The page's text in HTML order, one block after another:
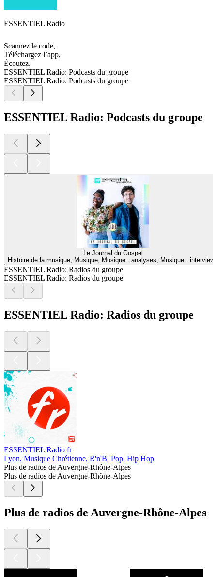
ESSENTIEL Radio
Scannez le code,
Téléchargez l’app,
Écoutez.
ESSENTIEL Radio: Podcasts du groupe
ESSENTIEL Radio: Podcasts du groupe
ESSENTIEL Radio: Podcasts du groupe
Le Journal du Gospel
Histoire de la musique, Musique, Musique : analyses, Musique :
ESSENTIEL Radio: Radios du groupe
ESSENTIEL Radio: Radios du groupe
ESSENTIEL Radio: Radios du groupe
ESSENTIEL Radio fr
Lyon, Musique Chrétienne, R'n'B, Pop, Hip Hop
Plus de radios de Auvergne-Rhône-Alpes
Plus de radios de Auvergne-Rhône-Alpes
Plus de radios de Auvergne-Rhône-Alpes